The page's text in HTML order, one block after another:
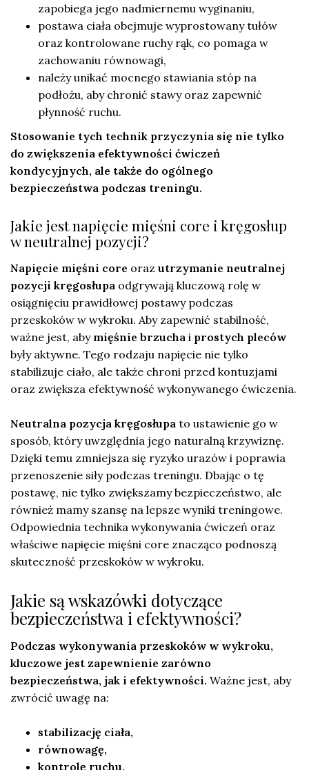
zapobiega jego nadmiernemu wyginaniu,
postawa ciała obejmuje wyprostowany tułów
oraz kontrolowane ruchy rąk, co pomaga w
zachowaniu równowagi,
należy unikać mocnego stawiania stóp na
podłożu, aby chronić stawy oraz zapewnić
płynność ruchu.
Stosowanie tych technik przyczynia się nie tylko
do zwiększenia efektywności ćwiczeń
kondycyjnych, ale także do ogólnego
bezpieczeństwa podczas treningu.
Jakie jest napięcie mięśni core i kręgosłup
w neutralnej pozycji?
Napięcie mięśni core oraz utrzymanie neutralnej
pozycji kręgosłupa odgrywają kluczową rolę w
osiągnięciu prawidłowej postawy podczas
przeskoków w wykroku. Aby zapewnić stabilność,
ważne jest, aby mięśnie brzucha i prostych pleców
były aktywne. Tego rodzaju napięcie nie tylko
stabilizuje ciało, ale także chroni przed kontuzjami
oraz zwiększa efektywność wykonywanego ćwiczenia.
Neutralna pozycja kręgosłupa to ustawienie go w
sposób, który uwzględnia jego naturalną krzywiznę.
Dzięki temu zmniejsza się ryzyko urazów i poprawia
przenoszenie siły podczas treningu. Dbając o tę
postawę, nie tylko zwiększamy bezpieczeństwo, ale
również mamy szansę na lepsze wyniki treningowe.
Odpowiednia technika wykonywania ćwiczeń oraz
właściwe napięcie mięśni core znacząco podnoszą
skuteczność przeskoków w wykroku.
Jakie są wskazówki dotyczące
bezpieczeństwa i efektywności?
Podczas wykonywania przeskoków w wykroku,
kluczowe jest zapewnienie zarówno
bezpieczeństwa, jak i efektywności. Ważne jest, aby
zwrócić uwagę na:
stabilizację ciała,
równowagę,
kontrolę ruchu.